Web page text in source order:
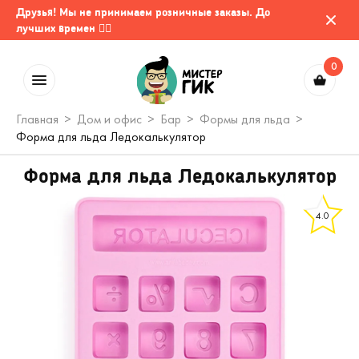
Друзья! Мы не принимаем розничные заказы. До
лучших времен 🤷‍♂️
0
Главная Дом и офис Бар
Формы для льда
Форма для льда Ледокалькулятор
Форма для льда Ледокалькулятор
4.0